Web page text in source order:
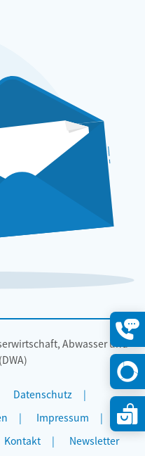
Abwasser und
Datenschutz
Impressum
Kontakt Newsletter